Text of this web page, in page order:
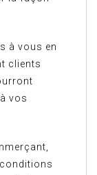
à vous en
clients
vos